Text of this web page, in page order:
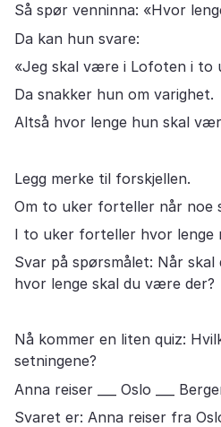
Så spør venninna: «Hvor
Da kan hun svare:
«Jeg skal være i Lofoten i to
Da snakker hun om varighet.
Altså hvor lenge hun skal
Legg merke til forskjellen.
Om to uker forteller når noe
I to uker forteller hvor lenge
Svar på spørsmålet: Når skal
hvor lenge skal du være der?
Nå kommer en liten quiz:
setningene?
Anna reiser ___ Oslo ___
Svaret er: Anna reiser fra